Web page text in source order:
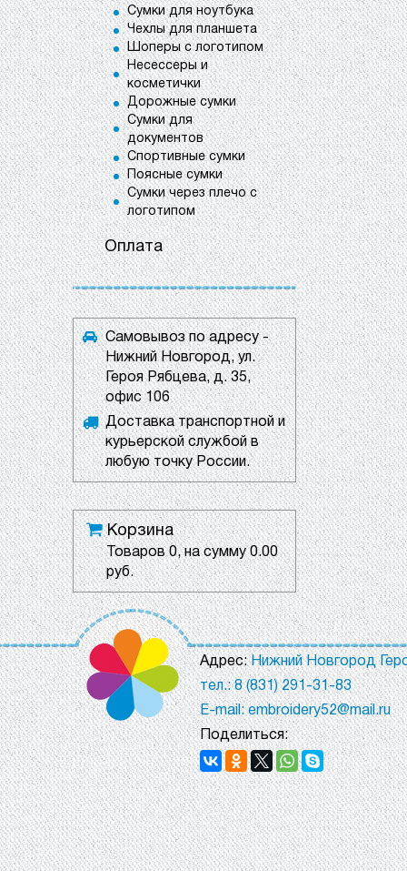
Сумки для ноутбука
Чехлы для планшета
Шоперы с логотипом
Несессеры и
косметички
Дорожные сумки
Сумки для
документов
Спортивные сумки
Поясные сумки
Сумки через плечо с
логотипом
Оплата
Самовывоз по адресу -
Нижний Новгород, ул.
Героя Рябцева, д. 35,
офис 106
Доставка транспортной и
курьерской службой в
любую точку России.
Корзина
Товаров0, на сумму0.00
руб.
Адрес:Нижний Новгород
тел.: 8 (831) 291-31-83
E-mail: embroidery52@mail.ru
Поделиться: